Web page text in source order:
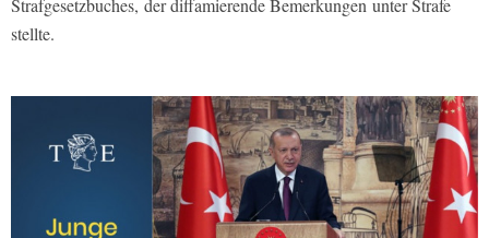
Strafgesetzbuches, der diffamierende Bemerkungen unter Strafe
stellte.